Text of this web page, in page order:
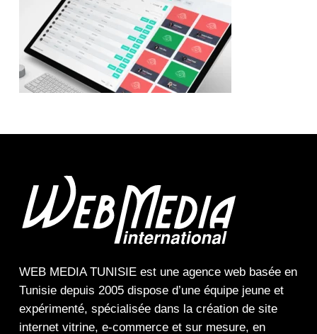
WEB MEDIA TUNISIEest une agence webbasée en
Tunisie depuis 2005 dispose d’une équipe jeune et
expérimenté, spécialisée dans la création de site
internet vitrine, e-commerceet sur mesure, en